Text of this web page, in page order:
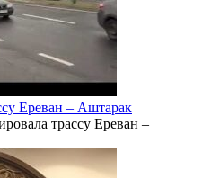
Ереван – Аштарак
трассу Ереван –